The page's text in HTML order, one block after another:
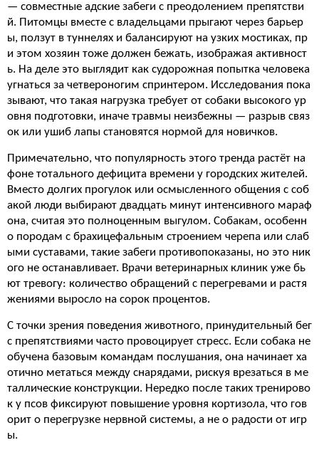
— совместные адские забеги с преодолением препятстви
й. Питомцы вместе с владельцами прыгают через барьер
ы, ползут в туннелях и балансируют на узких мостиках, пр
и этом хозяин тоже должен бежать, изображая активност
ь. На деле это выглядит как судорожная попытка человека
угнаться за четвероногим спринтером. Исследования пока
зывают, что такая нагрузка требует от собаки высокого ур
овня подготовки, иначе травмы неизбежны — разрыв связ
ок или ушиб лапы становятся нормой для новичков.
Примечательно, что популярность этого тренда растёт на
фоне тотального дефицита времени у городских жителей.
Вместо долгих прогулок или осмысленного общения с соб
акой люди выбирают двадцать минут интенсивного мараф
она, считая это полноценным выгулом. Собакам, особенн
о породам с брахицефальным строением черепа или слаб
ыми суставами, такие забеги противопоказаны, но это ник
ого не останавливает. Врачи ветеринарных клиник уже бь
ют тревогу: количество обращений с перегревами и растя
жениями выросло на сорок процентов.
С точки зрения поведения животного, принудительный бег
с препятствиями часто провоцирует стресс. Если собака не
обучена базовым командам послушания, она начинает ха
отично метаться между снарядами, рискуя врезаться в ме
таллические конструкции. Нередко после таких тренирово
к у псов фиксируют повышение уровня кортизола, что гов
орит о перегрузке нервной системы, а не о радости от игр
ы.